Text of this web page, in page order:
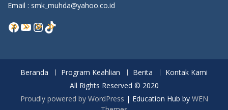
Email : smk_muhda@yahoo.co.id
Facebook
YouTube
Instagram
TikTok
Beranda Program Keahlian Berita
Kontak Kami
All Rights Reserved © 2020
Proudly powered by WordPress | Education Hub by WEN